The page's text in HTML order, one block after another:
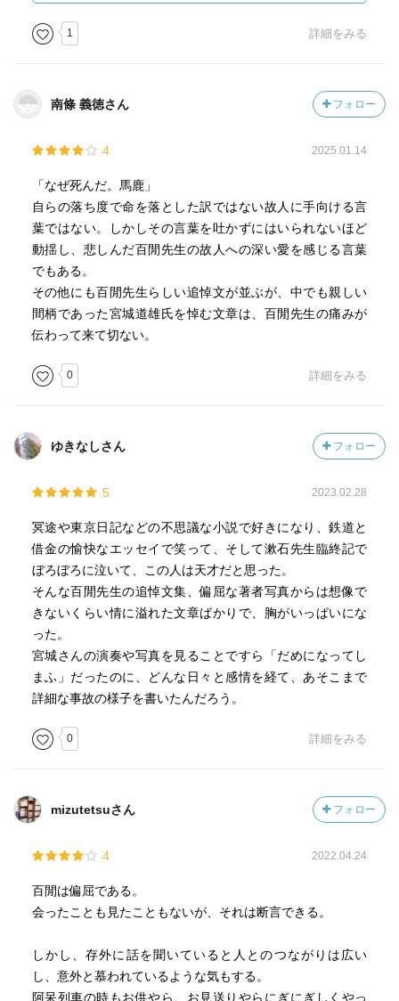
1 詳細をみる
南條 義徳さん フォロー
4 2025.01.14
「なぜ死んだ。馬鹿」
自らの落ち度で命を落とした訳ではない故人に手向ける言
葉ではない。しかしその言葉を吐かずにはいられないほど
動揺し、悲しんだ百閒先生の故人への深い愛を感じる言葉
でもある。
その他にも百閒先生らしい追悼文が並ぶが、中でも親しい
間柄であった宮城道雄氏を悼む文章は、百閒先生の痛みが
伝わって来て切ない。
0 詳細をみる
ゆきなしさん フォロー
5 2023.02.28
冥途や東京日記などの不思議な小説で好きになり、鉄道と
借金の愉快なエッセイで笑って、そして漱石先生臨終記で
ぼろぼろに泣いて、この人は天才だと思った。
そんな百閒先生の追悼文集、偏屈な著者写真からは想像で
きないくらい情に溢れた文章ばかりで、胸がいっぱいにな
った。
宮城さんの演奏や写真を見ることですら「だめになってし
まふ」だったのに、どんな日々と感情を経て、あそこまで
詳細な事故の様子を書いたんだろう。
0 詳細をみる
mizutetsuさん フォロー
4 2022.04.24
百閒は偏屈である。
会ったことも見たこともないが、それは断言できる。
しかし、存外に話を聞いていると人とのつながりは広い
し、意外と慕われているような気もする。
阿呆列車の時もお供やら、お見送りやらにぎにぎしくやっ